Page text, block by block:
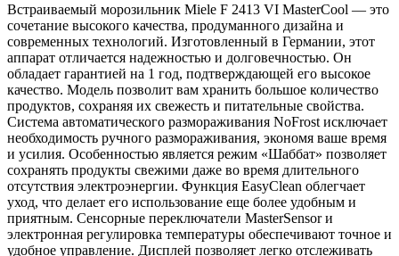
Встраиваемый морозильник Miele F 2413 VI MasterCool — это
сочетание высокого качества, продуманного дизайна и
современных технологий. Изготовленный в Германии, этот
аппарат отличается надежностью и долговечностью. Он
обладает гарантией на 1 год, подтверждающей его высокое
качество. Модель позволит вам хранить большое количество
продуктов, сохраняя их свежесть и питательные свойства.
Система автоматического размораживания NoFrost исключает
необходимость ручного размораживания, экономя ваше время
и усилия. Особенностью является режим «Шаббат» позволяет
сохранять продукты свежими даже во время длительного
отсутствия электроэнергии. Функция EasyClean облегчает
уход, что делает его использование еще более удобным и
приятным. Сенсорные переключатели MasterSensor и
электронная регулировка температуры обеспечивают точное и
удобное управление. Дисплей позволяет легко отслеживать